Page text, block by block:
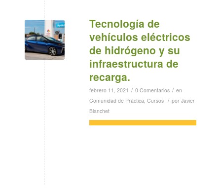
Tecnología de
vehículos eléctricos
de hidrógeno y su
infraestructura de
recarga.
febrero 11, 2021 / 0 Comentarios / en
Comunidad de Práctica, Cursos / por Javier
Bianchet